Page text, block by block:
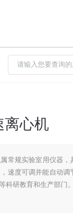
离心机
常规实验室用仪器，
速度可调并能自动
科研教育和生产部门。